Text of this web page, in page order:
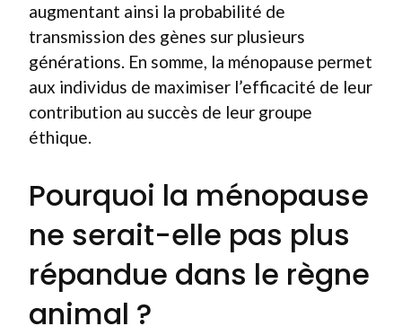
augmentant ainsi la probabilité de
transmission des gènes sur plusieurs
générations. En somme, la ménopause permet
aux individus de maximiser l’efficacité de leur
contribution au succès de leur groupe
éthique.
Pourquoi la ménopause
ne serait-elle pas plus
répandue dans le règne
animal ?